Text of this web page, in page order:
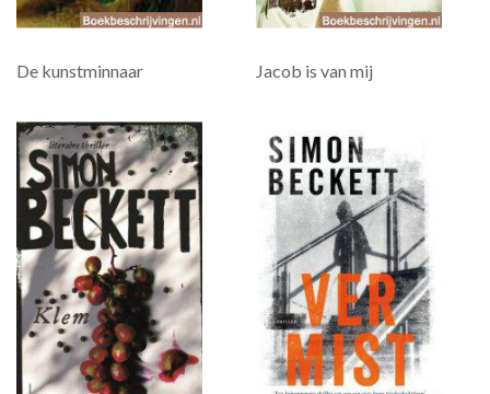
De kunstminnaar Jacob is van mij